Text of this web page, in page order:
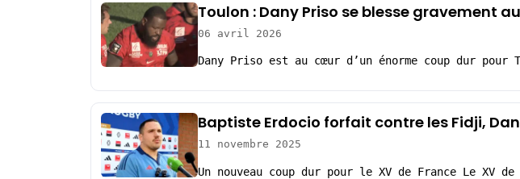
Toulon : Dany Priso se blesse gravement
06 avril 2026
Dany Priso est au cœur d’un énorme coup dur
Baptiste Erdocio forfait contre les Fidji,
11 novembre 2025
Un nouveau coup dur pour le XV de France Le